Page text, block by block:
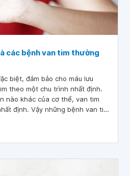
các bệnh van tim thường
biệt, đảm bảo cho máu lưu
theo một chu trình nhất định.
nào khác của cơ thể, van tim
định. Vậy những bệnh van tim